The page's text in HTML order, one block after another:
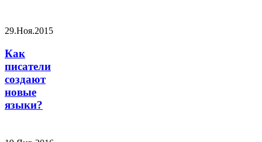
29.Ноя.2015
Как
писатели
создают
новые
языки?